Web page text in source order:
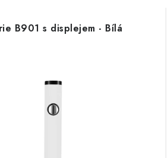
B901 s displejem - Bílá